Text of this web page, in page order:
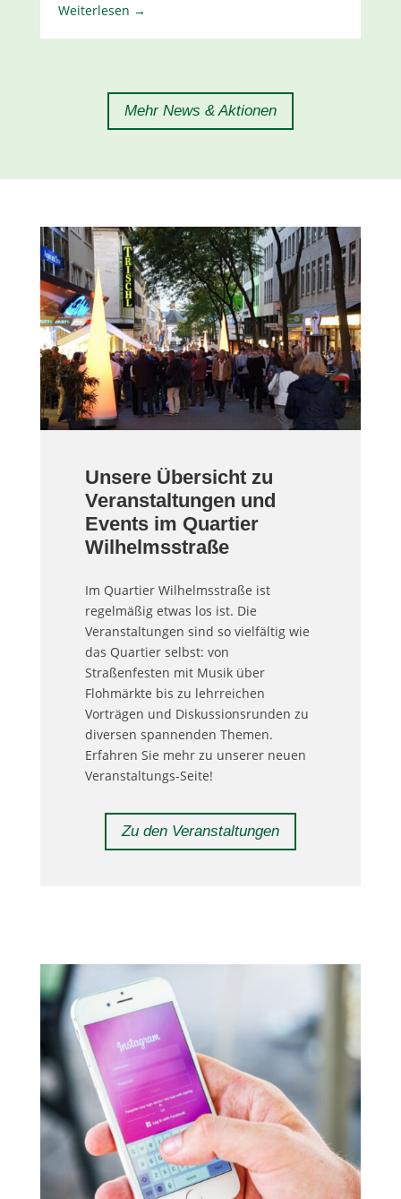
Weiterlesen →
Mehr News & Aktionen
Unsere Übersicht zu
Veranstaltungen und
Events im Quartier
Wilhelmsstraße
Im Quartier Wilhelmsstraße ist
regelmäßig etwas los ist. Die
Veranstaltungen sind so vielfältig wie
das Quartier selbst: von
Straßenfesten mit Musik über
Flohmärkte bis zu lehrreichen
Vorträgen und Diskussionsrunden zu
diversen spannenden Themen.
Erfahren Sie mehr zu unserer neuen
Veranstaltungs-Seite!
Zu den Veranstaltungen